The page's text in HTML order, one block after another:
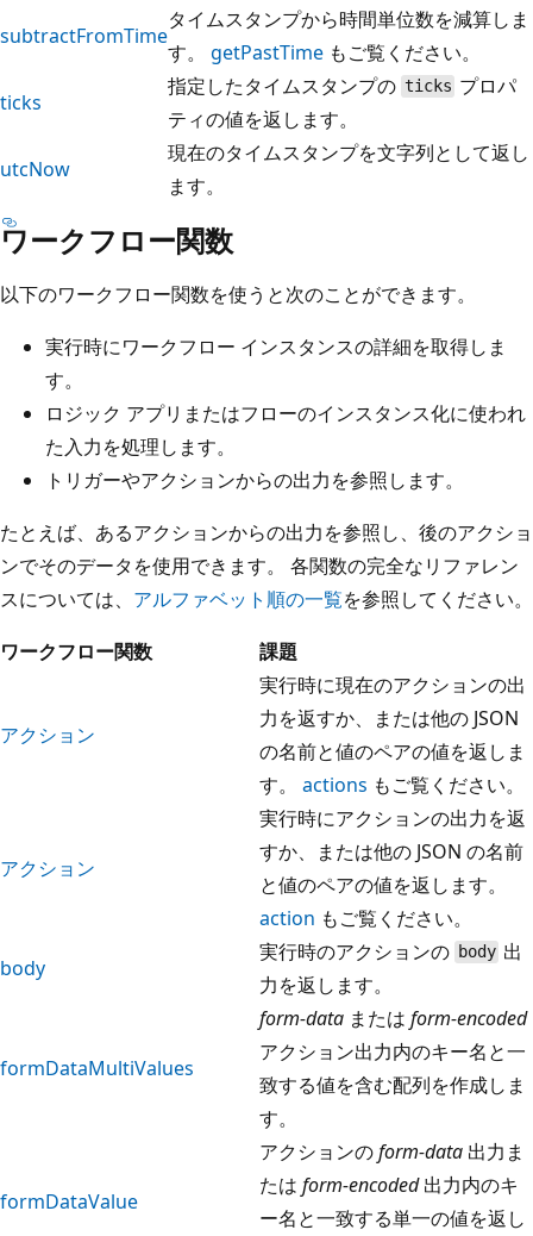
subtractFromTime
タイムスタンプから時間単位数を減算しま
す。 getPastTime もご覧ください。
ticks
指定したタイムスタンプの ticks プロパ
ティの値を返します。
utcNow
現在のタイムスタンプを文字列として返し
ます。
ワークフロー関数
以下のワークフロー関数を使うと次のことができます。
実行時にワークフロー インスタンスの詳細を取得しま
す。
ロジック アプリまたはフローのインスタンス化に使われ
た入力を処理します。
トリガーやアクションからの出力を参照します。
たとえば、あるアクションからの出力を参照し、後のアクショ
ンでそのデータを使用できます。 各関数の完全なリファレン
スについては、 アルファベット順の一覧を参照してください。
ワークフロー関数
課題
アクション
実行時に現在のアクションの出
力を返すか、または他の JSON
の名前と値のペアの値を返しま
す。 actions もご覧ください。
アクション
実行時にアクションの出力を返
すか、または他の JSON の名前
と値のペアの値を返します。
action もご覧ください。
body
実行時のアクションの body 出
力を返します。
formDataMultiValues
form-data または form-encoded
アクション出力内のキー名と一
致する値を含む配列を作成しま
す。
formDataValue
アクションのform-data 出力ま
たは form-encoded出力内のキ
ー名と一致する単一の値を返し